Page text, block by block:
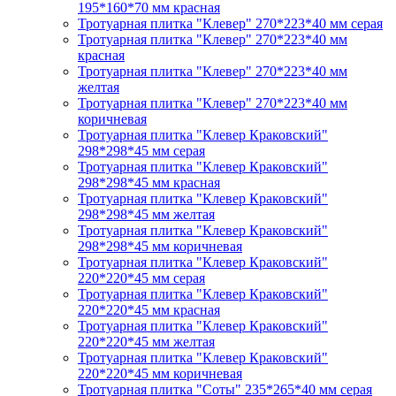
195*160*70 мм красная
Тротуарная плитка "Клевер" 270*223*40 мм серая
Тротуарная плитка "Клевер" 270*223*40 мм
красная
Тротуарная плитка "Клевер" 270*223*40 мм
желтая
Тротуарная плитка "Клевер" 270*223*40 мм
коричневая
Тротуарная плитка "Клевер Краковский"
298*298*45 мм серая
Тротуарная плитка "Клевер Краковский"
298*298*45 мм красная
Тротуарная плитка "Клевер Краковский"
298*298*45 мм желтая
Тротуарная плитка "Клевер Краковский"
298*298*45 мм коричневая
Тротуарная плитка "Клевер Краковский"
220*220*45 мм серая
Тротуарная плитка "Клевер Краковский"
220*220*45 мм красная
Тротуарная плитка "Клевер Краковский"
220*220*45 мм желтая
Тротуарная плитка "Клевер Краковский"
220*220*45 мм коричневая
Тротуарная плитка "Соты" 235*265*40 мм серая